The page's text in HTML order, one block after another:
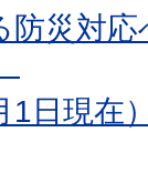
防災対
日現在